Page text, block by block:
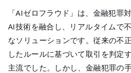
「AIゼロフラウド」は、金融犯罪
AI技術を融合し、リアルタイムで
なソリューションです。従来の不
したルールに基づいて取引を判定
主流でした。しかし、金融犯罪の